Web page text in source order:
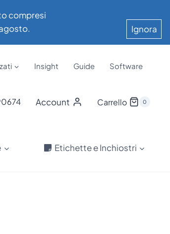
compresi
Ignora
Insight Guide Software
Account Carrello 0
Etichette e Inchiostri